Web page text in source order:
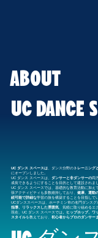
ABOUT
UC DANCE
UC ダンス スペースは、ダンス分野のトレーニング
にオープンしました。
UC ダンス スペースは、 ダンサーと非ダンサーの両
成長できるようにすることを目的として建設されまし
UC ダンス スペースでは、基礎的な教育活動に加えて
張アクティビティも多数維持しており、 健康、運動
続可能で詳細な学習の旅を構築することを目指してい
UCダンススペースは、ホーチミン市の名門ダンスグ
指導、リラックスした雰囲気、気軽に取り組めるエ
現在、UC ダンス スペースでは
、ヒップホップ、ワ
スタイルを教えており、 初心者からプロのダンサー